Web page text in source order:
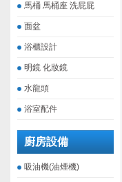
馬桶 馬桶座 洗屁屁
面盆
浴櫃設計
明鏡 化妝鏡
水龍頭
浴室配件
廚房設備
吸油機(油煙機)